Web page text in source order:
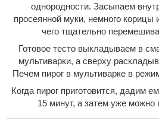
однородности. Засыпаем
просеянной муки, немного
чего тщательно
Готовое тесто выкладываем в
мультиварки, а сверху
Печем пирог в мультиварке в
Когда пирог приготовится, дадим
15 минут, а затем уже можно